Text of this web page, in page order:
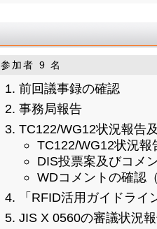
参加者 9 名
前回議事録の確認
事務局報告
TC122/WG12状況報告
TC122/WG12状況報
DIS投票案及びコメ
WDコメントの確認
「RFID活用ガイドラ
JIS X 0560の審議状況